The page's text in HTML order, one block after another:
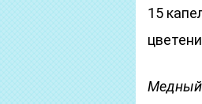
15
Медный